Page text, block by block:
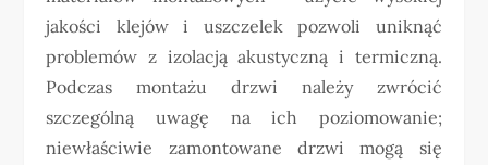
jakości klejów i uszczelek pozwoli uniknąć
problemów z izolacją akustyczną i termiczną.
Podczas montażu drzwi należy zwrócić
szczególną uwagę na ich poziomowanie;
niewłaściwie zamontowane drzwi mogą się